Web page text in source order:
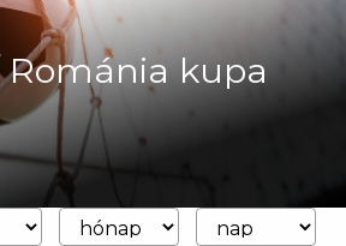
Románia kupa